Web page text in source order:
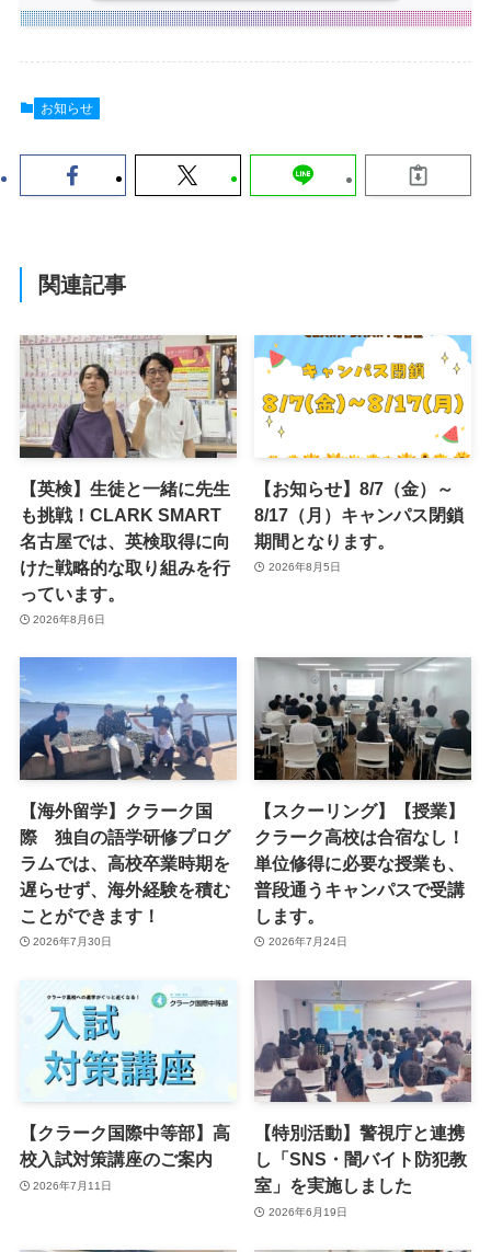
お知らせ
関連記事
【英検】生徒と一緒に先生
も挑戦！CLARK SMART
名古屋では、英検取得に向
けた戦略的な取り組みを行
っています。
2026年8月6日
【お知らせ】8/7（金）～
8/17（月）キャンパス閉鎖
期間となります。
2026年8月5日
【海外留学】クラーク国
際 独自の語学研修プログ
ラムでは、高校卒業時期を
遅らせず、海外経験を積む
ことができます！
2026年7月30日
【スクーリング】【授業】
クラーク高校は合宿なし！
単位修得に必要な授業も、
普段通うキャンパスで受講
します。
2026年7月24日
【クラーク国際中等部】高
校入試対策講座のご案内
2026年7月11日
【特別活動】警視庁と連携
し「SNS・闇バイト防犯教
室」を実施しました
2026年6月19日